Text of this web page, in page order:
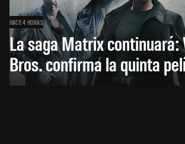
HACE 4 HORAS
La saga Matrix continuará:
Bros. confirma la quinta